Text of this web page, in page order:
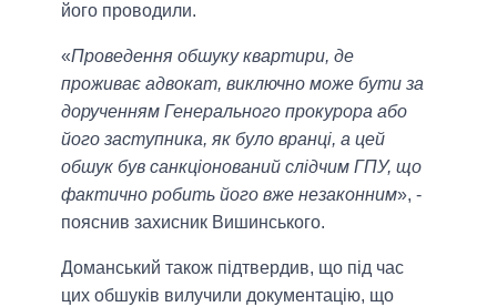
його проводили.
«Проведення обшуку квартири, де
проживає адвокат, виключно може бути за
дорученням Генерального прокурора або
його заступника, як було вранці, а цей
обшук був санкціонований слідчим ГПУ, що
фактично робить його вже незаконним», -
пояснив захисник Вишинського.
Доманський також підтвердив, що під час
цих обшуків вилучили документацію, що